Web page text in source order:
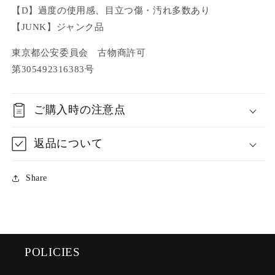
【D】過度の使用感、目立つ傷・汚れ多数あり
【JUNK】ジャンク品
東京都公安委員会 古物商許可
第305492316383号
ご購入時の注意点
返品について
Share
POLICIES